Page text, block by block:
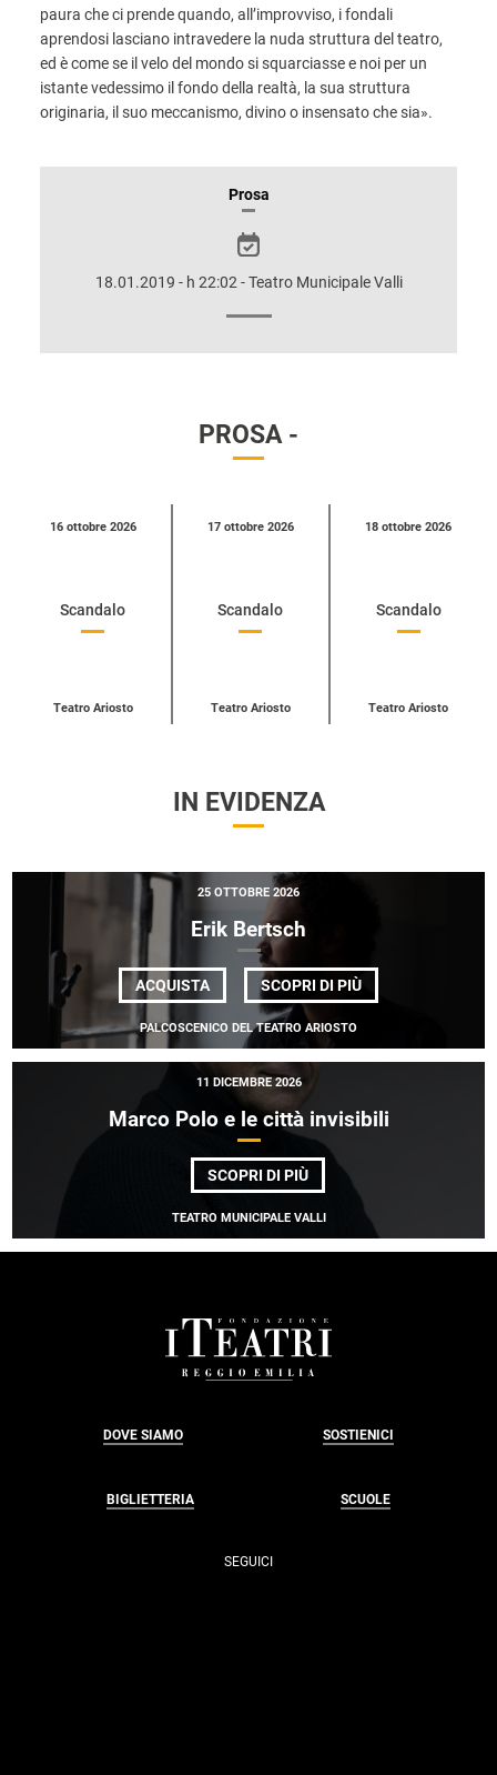
paura che ci prende quando, all’improvviso, i fondali
aprendosi lasciano intravedere la nuda struttura del teatro,
ed è come se il velo del mondo si squarciasse e noi per un
istante vedessimo il fondo della realtà, la sua struttura
originaria, il suo meccanismo, divino o insensato che sia».
INFORMAZIONIProsa
18.01.2019 - h 22:02 - Teatro Municipale Valli
PROSA -
categoria
16 ottobre 2026
Scandalo
Teatro Ariosto
17 ottobre 2026
Scandalo
Teatro Ariosto
18 ottobre 2026
Scandalo
Teatro Ariosto
IN EVIDENZA
25 OTTOBRE 2026
Erik Bertsch
ACQUISTA SCOPRI DI PIÙDI
ERIK
PALCOSCENICO DEL TEATRO ARIOSTO
11 DICEMBRE 2026
Marco Polo e le città invisibili
SCOPRI DI PIÙDI
MARCO
E
LE
CITTÀ
TEATRO MUNICIPALE VALLI
DOVE SIAMO SOSTIENICI
BIGLIETTERIA SCUOLE
SEGUICI